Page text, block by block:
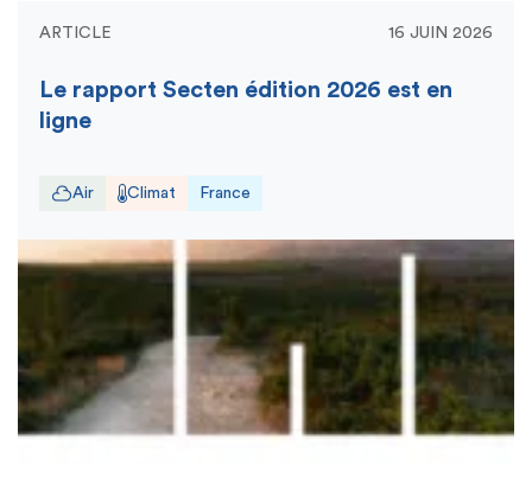
ARTICLE 16 JUIN 2026
Le rapport Secten édition 2026 est en
ligne
Air Climat France